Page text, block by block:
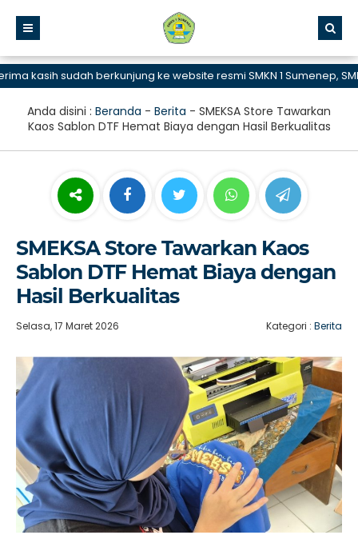
sudah berkunjung ke website resmi SMKN 1 Sumenep, SMK
Anda disini : Beranda - Berita - SMEKSA Store Tawarkan
Kaos Sablon DTF Hemat Biaya dengan Hasil Berkualitas
SMEKSA Store Tawarkan Kaos
Sablon DTF Hemat Biaya dengan
Hasil Berkualitas
Selasa, 17 Maret 2026 Kategori : Berita